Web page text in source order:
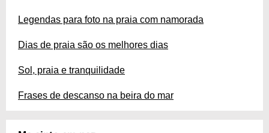
Legendas para foto na praia com namorada
Dias de praia são os melhores dias
Sol, praia e tranquilidade
Frases de descanso na beira do mar